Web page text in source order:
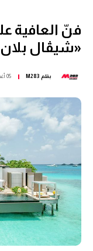
فنّ العافية
«شيڤال بلان
بقلم M283 05 أغسطس 2026